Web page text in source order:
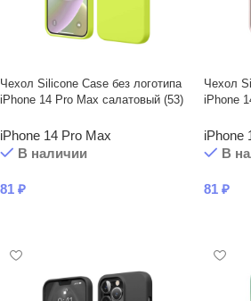
Чехол Silicone Case без логотипа
iPhone 14 Pro Max салатовый (53)
iPhone 14 Pro Max
В наличии
81 ₽
Чехол
iPhone
iPhone
В
81 ₽